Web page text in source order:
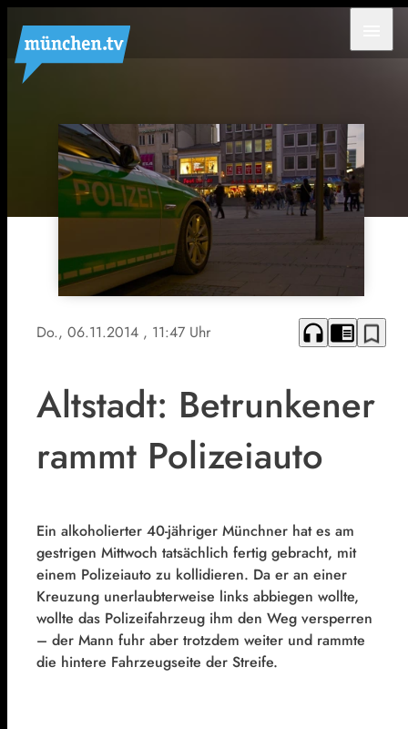
Do., 06.11.2014 , 11:47 Uhr headphones chrome_reader_mode bookmark_border
Altstadt: Betrunkener
rammt Polizeiauto
Ein alkoholierter 40-jähriger Münchner hat es am
gestrigen Mittwoch tatsächlich fertig gebracht, mit
einem Polizeiauto zu kollidieren. Da er an einer
Kreuzung unerlaubterweise links abbiegen wollte,
wollte das Polizeifahrzeug ihm den Weg versperren
– der Mann fuhr aber trotzdem weiter und rammte
die hintere Fahrzeugseite der Streife.